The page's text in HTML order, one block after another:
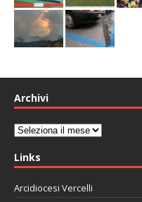
Archivi
Archivi
Links
Arcidiocesi Vercelli